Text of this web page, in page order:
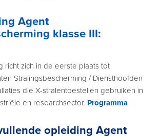
Agent
klasse III:
richt zich in de eerste plaats tot
Stralingsbescherming / Diensthoofden
die X-stralentoestellen gebruiken in
en researchsector. Programma
opleiding Agent